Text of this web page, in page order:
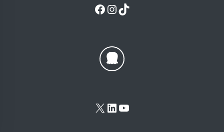
Facebook
Instagram
TikTok
X LinkedIn
YouTube